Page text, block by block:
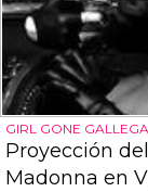
GIRL GONE GALLEGA
Proyección
Madonna en